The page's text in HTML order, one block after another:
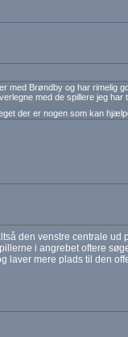
med Brøndby og har rimelig
med de spillere jeg
der er nogen som kan
den venstre centrale ud
i angrebet oftere
laver mere plads til den